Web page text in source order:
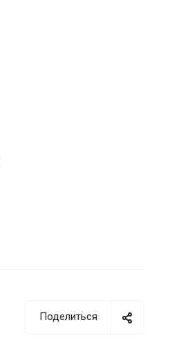
Поделиться